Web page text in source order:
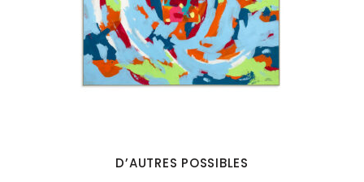
D’AUTRES POSSIBLES